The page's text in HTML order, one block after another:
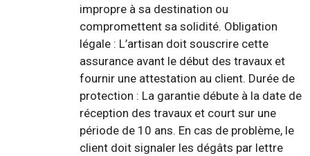
impropre à sa destination ou
compromettent sa solidité. Obligation
légale : L’artisan doit souscrire cette
assurance avant le début des travaux et
fournir une attestation au client. Durée de
protection : La garantie débute à la date de
réception des travaux et court sur une
période de 10 ans. En cas de problème, le
client doit signaler les dégâts par lettre